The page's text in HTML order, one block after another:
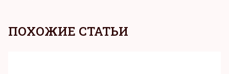
ПОХОЖИЕ СТАТЬИ